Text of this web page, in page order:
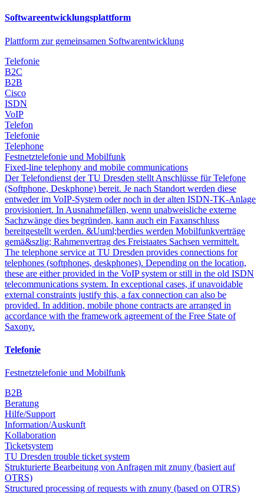
Softwareentwicklungsplattform
Plattform zur gemeinsamen Softwarentwicklung
Telefonie
B2C
B2B
Cisco
ISDN
VoIP
Telefon
Telefonie
Telephone
Festnetztelefonie und Mobilfunk
Fixed-line telephony and mobile communications
Der Telefondienst der TU Dresden stellt Anschlüsse für Telefone
(Softphone, Deskphone) bereit. Je nach Standort werden diese
entweder im VoIP-System oder noch in der alten ISDN-TK-Anlage
provisioniert. In Ausnahmefällen, wenn unabweisliche externe
Sachzwänge dies begründen, kann auch ein Faxanschluss
bereitgestellt werden. &Uuml;berdies werden Mobilfunkverträge
gemä&szlig; Rahmenvertrag des Freistaates Sachsen vermittelt.
The telephone service at TU Dresden provides connections for
telephones (softphones, deskphones). Depending on the location,
these are either provided in the VoIP system or still in the old ISDN
telecommunications system. In exceptional cases, if unavoidable
external constraints justify this, a fax connection can also be
provided. In addition, mobile phone contracts are arranged in
accordance with the framework agreement of the Free State of
Saxony.
Telefonie
Festnetztelefonie und Mobilfunk
B2B
Beratung
Hilfe/Support
Information/Auskunft
Kollaboration
Ticketsystem
TU Dresden trouble ticket system
Strukturierte Bearbeitung von Anfragen mit znuny (basiert auf
OTRS)
Structured processing of requests with znuny (based on OTRS)